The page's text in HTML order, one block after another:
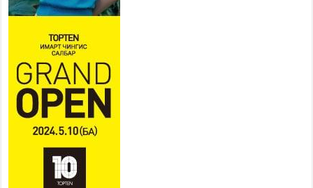
хорооны ээлжит хуралдаан боллоо
Ерөнхий сайд Н.Учрал БНХАУ-аас Монгол Улсад
суугаа Элчин сайд Шэнь Миньжюанийг хүлээн
авч уулзав
2026 оны 7 сар 21 / 16 цаг 39 минут
БҮГД НАЙРАМДАХ ТАЖИКИСТАН УЛСТАЙ
ЭДИЙН ЗАСГИЙН ХАМТЫН АЖИЛЛАГААГ
ӨРГӨЖҮҮЛНЭ
2026 оны 7 сар 21 / 16 цаг 34 минут
26,992 суралцагч хотхоны бага сургуульд, 8100
суралцагч төрөлжсөн ахлах сургуульд